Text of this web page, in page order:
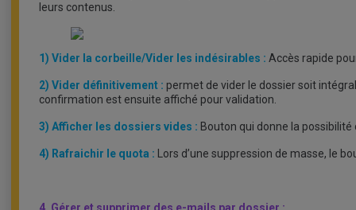
leurs contenus.
1) Vider la corbeille/Vider les indésirables : Accès rapide
2) Vider définitivement : permet de vider le dossier soit
confirmation est ensuite affiché pour validation.
3) Afficher les dossiers vides : Bouton qui donne la possibilité
4) Rafraichir le quota : Lors d’une suppression de masse, le